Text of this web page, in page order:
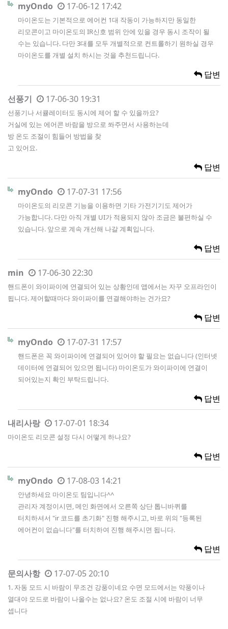
myOndo 17-06-12 17:42
마이온도는 기본적으로 에어컨 1대 작동이 가능하지만 동일한
리모콘이고 마이온도의 IR신호 범위 안에 있을 경우 동시 조작이 될
수는 있습니다. 다만 3대를 모두 개별적으로 컨트롤하기 원하실 경우
마이온도를 개별 설치 하시는 것을 추천드립니다.
답변
선풍기 17-06-30 19:31
선풍기나 서큘레이터도 동시에 제어 할 수 있을까요?
거실에 있는 에어콘 바람을 방으로 쏴주면서 사용하는데
방 온도 조절이 힘들어 방법을 찾
고 있어요.
답변
myOndo 17-07-31 17:56
마이온도의 리모콘 기능을 이용하면 기타 가전기기도 제어가
가능합니다. 다만 아직 개별 UI가 적용되지 않아 조금은 불편하실 수
있습니다. 앞으로 계속 개선해 나갈 계획입니다.
답변
min 17-06-30 22:30
핸드폰이 와이파이에 연결되어 있는 상황인데 앱에서는 자꾸 오프라인이
됩니다. 제어할때마다 와이파이를 연결해야하는 건가요?
답변
myOndo 17-07-31 17:57
핸드폰은 꼭 와이파이에 연결되어 있어야 할 필요는 없습니다 (인터넷
데이터에 연결되어 있으면 됩니다) 마이온도가 와이파이에 연결이
되어있는지 확인 부탁드립니다.
답변
내리사랑 17-07-01 18:34
마이온도 리모콘 설정 다시 어떻게 하나요?
답변
myOndo 17-08-03 14:21
안녕하세요 마이온도 팀입니다^^
관리자 계정이시면, 메인 화면에서 오른쪽 상단 톱니바퀴를
터치하셔서 "ir 코드를 초기화" 진행 해주시고, 바로 위의 "등록된
에어컨이 없습니다"를 터치하여 진행 해주시면 됩니다.
답변
문의사항 17-07-05 20:10
1. 자동 모드 시 바람이 무조건 강풍이네요 수면 모드에서는 약풍이나
열대야 모드로 바람이 나올수는 없나요? 온도 조절 시에 바람이 너무
셉니다